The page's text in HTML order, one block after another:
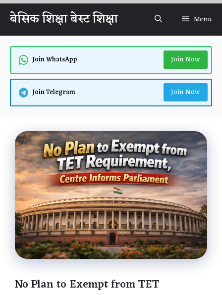
Skip
content
बेसिक शिक्षा बेस्ट शिक्षा Menu
Join WhatsApp Join Now
Join Telegram Join Now
No Plan to Exempt from TET